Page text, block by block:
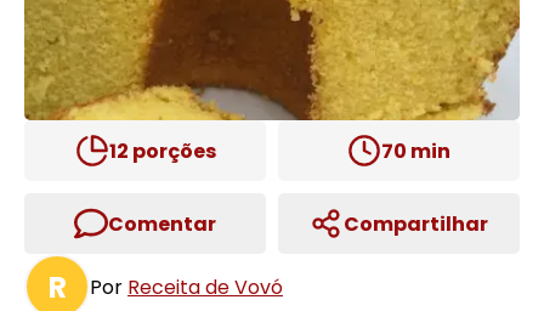
12 porções 70 min
Comentar Compartilhar
R Por Receita de Vovó